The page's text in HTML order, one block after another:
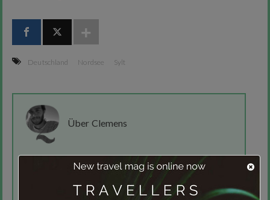
Deutschland Nordsee Sylt
Über Clemens
Clemens Sehiist Gründer des Reise-Blogzines
Anekdotique.com, freiarbeitender Werbetexter und absoluter
Reisenarr. Bisher hat er mehr als 60 Länder bereist und